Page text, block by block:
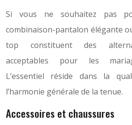
Si vous ne souhaitez pas
combinaison-pantalon élégante
top constituent des
acceptables pour les
L’essentiel réside dans la
l’harmonie générale de la tenue.
Accessoires et chaussures